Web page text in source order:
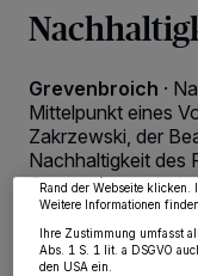
Grevenbroich ·
Mittelpunkt eines
Zakrzewski, der
Nachhaltigkeit des
Gymnasium
der achten
begeistern. Das
von OK aktivieren Sie
Partner verarbeiten Daten,
Zwecke. Wenn Tracker
möglicherweise nicht mehr
wieder aufrufen, um Ihre
widerrufen, indem Sie auf
Rand der Webseite klicken.
Weitere Informationen
Ihre Zustimmung umfasst
Abs. 1 S. 1 lit. a DSGVO
den USA ein.